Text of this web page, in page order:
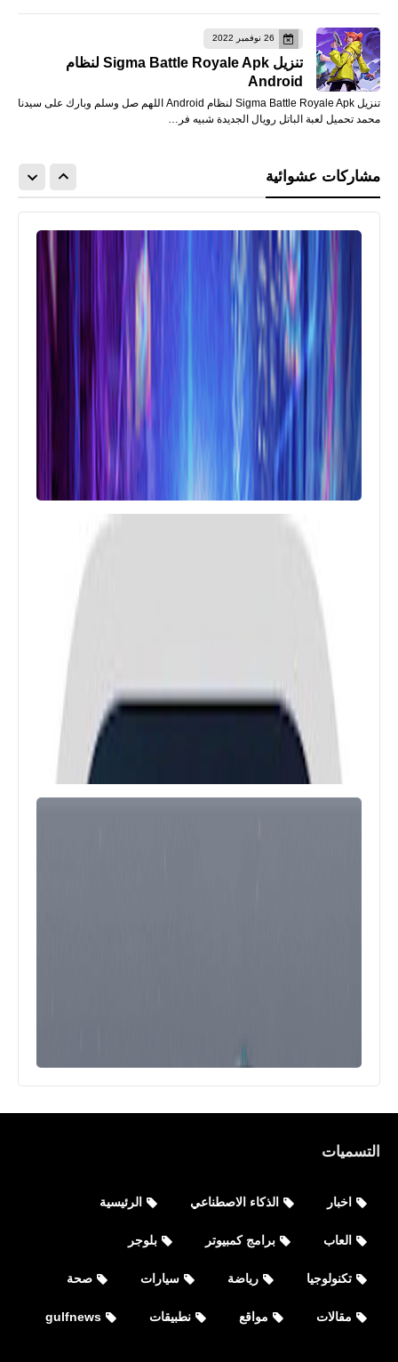
26 نوفمبر 2022
تنزيل Sigma Battle Royale Apk لنظام
Android
تنزيل Sigma Battle Royale Apk لنظام Android اللهم صل وسلم وبارك على سيدنا
محمد تحميل لعبة الباتل رويال الجديدة شبيه فر…
مشاركات عشوائية
التسميات
اخبار الذكاء الاصطناعي الرئيسية
العاب برامج كمبيوتر بلوجر
تكنولوجيا رياضة سيارات صحة
مقالات مواقع نطبيقات gulfnews